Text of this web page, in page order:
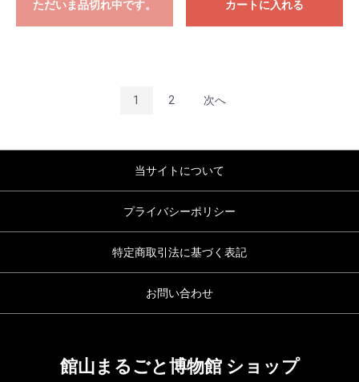
ただいま品切れ中です。 カートに入れる
1 2 次へ
当サイトについて
プライバシーポリシー
特定商取引法に基づく表記
お問い合わせ
館山まるごと博物館 ショップ